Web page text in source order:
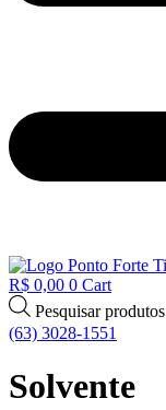
R$ 0,00 0 Cart
Pesquisar produtos
(63) 3028-1551
Solvente